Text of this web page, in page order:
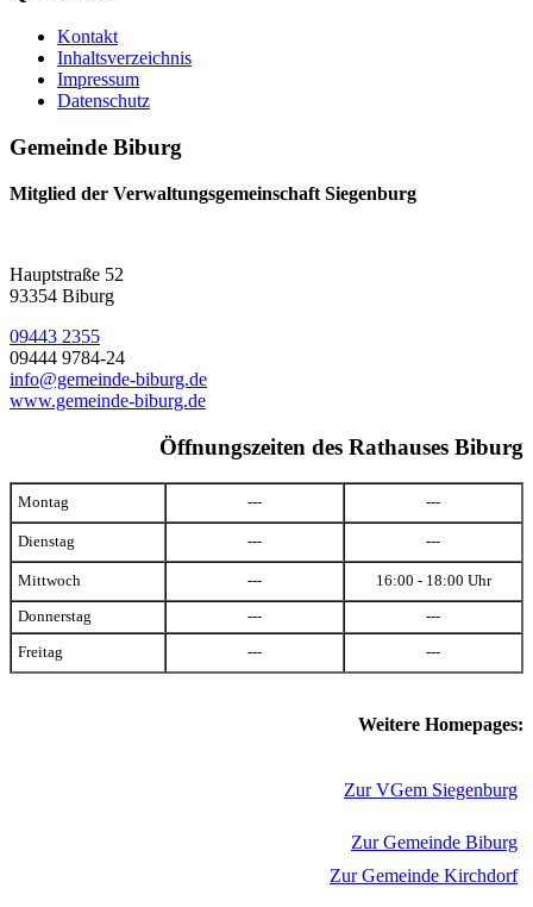
Kontakt
Inhaltsverzeichnis
Impressum
Datenschutz
Gemeinde Biburg
Mitglied der Verwaltungsgemeinschaft Siegenburg
Hauptstraße 52
93354 Biburg
09443 2355
09444 9784-24
info@gemeinde-biburg.de
www.gemeinde-biburg.de
Öffnungszeiten des Rathauses Biburg
Montag --- ---
Dienstag --- ---
Mittwoch --- 16:00 - 18:00 Uhr
Donnerstag --- ---
Freitag --- ---
Weitere Homepages:
Zur VGem Siegenburg
Zur Gemeinde Biburg
Zur Gemeinde Kirchdorf